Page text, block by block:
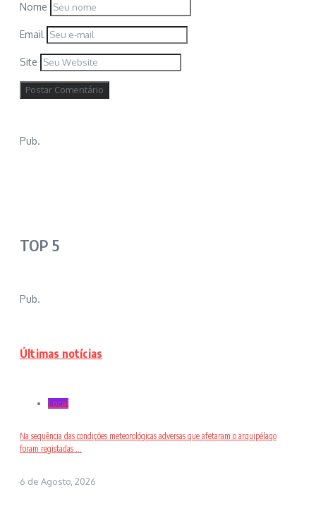
Nome
Email
Site
Pub.
TOP 5
Pub.
Últimas notícias
Local
Na sequência das condições meteorológicas adversas que afetaram o arquipélago
foram registadas ...
6 de Agosto, 2026